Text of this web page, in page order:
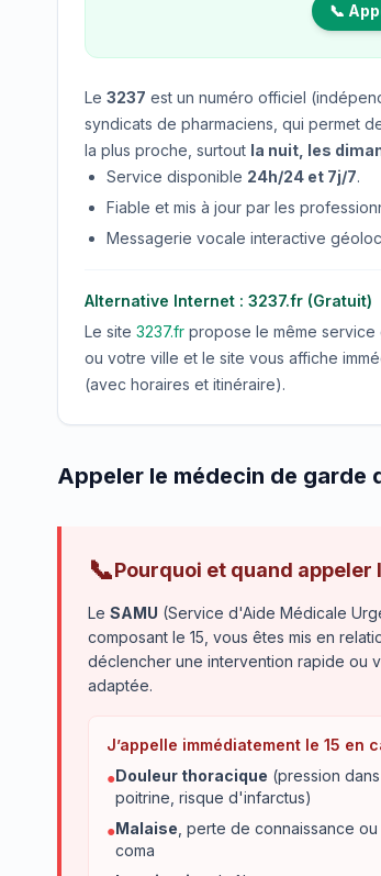
📞
Le 3237 est un numéro officiel
syndicats de pharmaciens, qui permet
la plus proche, surtout la nuit, les
Service disponible 24h/24 et 7j/7.
Fiable et mis à jour par les
Messagerie vocale interactive
Alternative Internet : 3237.fr (Gratuit)
Le site 3237.fr propose le même service
ou votre ville et le site vous affiche
(avec horaires et itinéraire).
Appeler le médecin de garde
📞Pourquoi et quand appeler
Le SAMU (Service d'Aide Médicale
composant le 15, vous êtes mis en
déclencher une intervention rapide ou
adaptée.
J’appelle immédiatement le 15 en
●Douleur thoracique (pression
poitrine, risque d'infarctus)
●Malaise , perte de connaissance ou
coma